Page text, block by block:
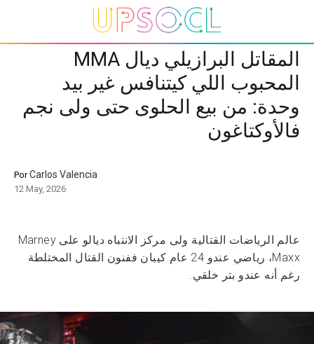
المقاتل البرازيلي ديال MMA
المحبوب اللي كيتنافس غير بيد
وحدة: من بيع الحلوى حتى ولى نجم
فالأوكتاغون
PorCarlos Valencia
12 May, 2026
عالم الرياضات القتالية ولى مركز الانتباه ديالو على Marney
Maxx، رياضي عندو 24 عام كيبان ففنون القتال المختلطة
رغم أنه عندو بتر خلقي.